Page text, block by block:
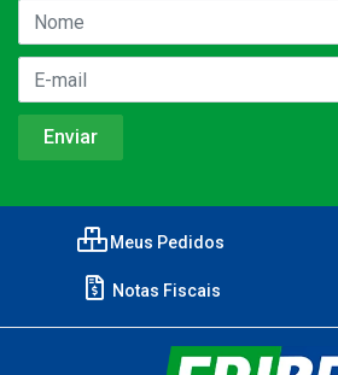
Meus Pedidos
Notas Fiscais